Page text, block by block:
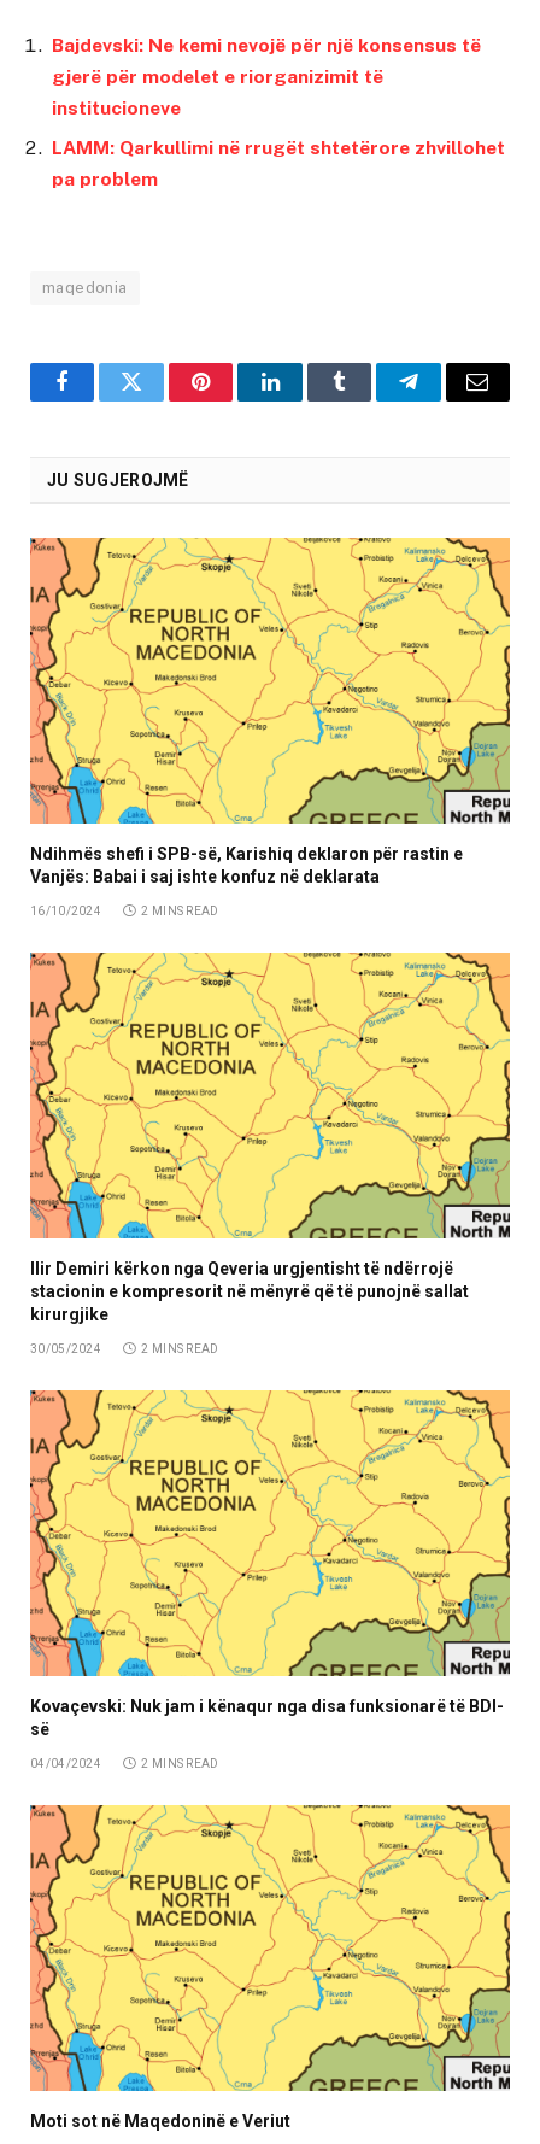
Bajdevski: Ne kemi nevojë për një konsensus të
gjerë për modelet e riorganizimit të
institucioneve
LAMM: Qarkullimi në rrugët shtetërore zhvillohet
pa problem
maqedonia
FacebookTwitter PinterestLinkedInTumblr TelegramEmail
JU SUGJEROJMË
Ndihmës shefi i SPB-së, Karishiq deklaron për rastin e
Vanjës: Babai i saj ishte konfuz në deklarata
16/10/2024 2 MINS READ
Ilir Demiri kërkon nga Qeveria urgjentisht të ndërrojë
stacionin e kompresorit në mënyrë që të punojnë sallat
kirurgjike
30/05/2024 2 MINS READ
Kovaçevski: Nuk jam i kënaqur nga disa funksionarë të BDI-
së
04/04/2024 2 MINS READ
Moti sot në Maqedoninë e Veriut